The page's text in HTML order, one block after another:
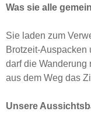
Was sie alle
Sie laden zum
Brotzeit-
darf die Wanderung
aus dem Weg das
Unsere